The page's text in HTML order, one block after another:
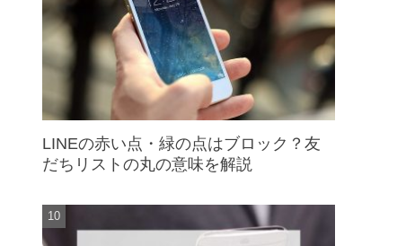
LINEの赤い点・緑の点はブロック？友
だちリストの丸の意味を解説